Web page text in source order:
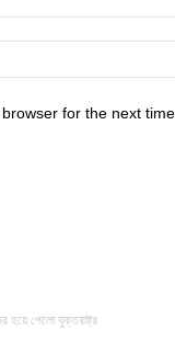
for the next